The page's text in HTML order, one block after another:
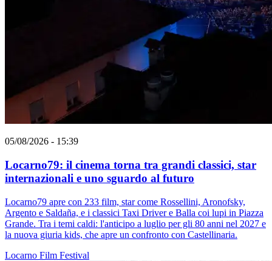
05/08/2026 - 15:39
Locarno79: il cinema torna tra grandi classici, star
internazionali e uno sguardo al futuro
Locarno79 apre con 233 film, star come Rossellini, Aronofsky,
Argento e Saldaña, e i classici Taxi Driver e Balla coi lupi in Piazza
Grande. Tra i temi caldi: l'anticipo a luglio per gli 80 anni nel 2027 e
la nuova giuria kids, che apre un confronto con Castellinaria.
Locarno Film Festival